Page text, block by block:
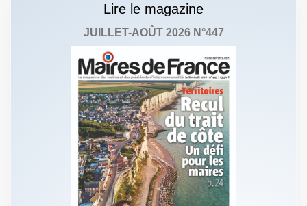
Lire le magazine
JUILLET-AOÛT 2026 N°447